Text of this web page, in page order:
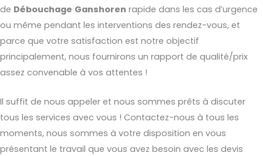
de Débouchage Ganshoren rapide dans les cas d’urgence
ou même pendant les interventions des rendez-vous, et
parce que votre satisfaction est notre objectif
principalement, nous fournirons un rapport de qualité/prix
assez convenable à vos attentes !
Il suffit de nous appeler et nous sommes prêts à discuter
tous les services avec vous ! Contactez-nous à tous les
moments, nous sommes à votre disposition en vous
présentant le travail que vous avez besoin avec les devis